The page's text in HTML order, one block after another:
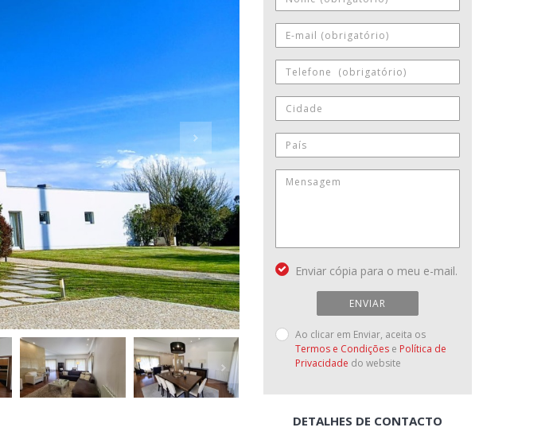
Enviar cópia para o meu e-mail.
ENVIAR
Ao clicar em Enviar, aceita os
Termos e Condiçõese Política de
Privacidade do website
DETALHES DE CONTACTO